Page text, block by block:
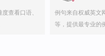
查看口语、
例句来自权威英文
等，提供最专业的